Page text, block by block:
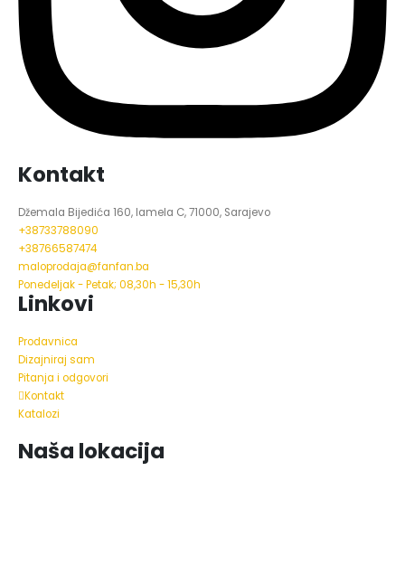
Kontakt
Džemala Bijedića 160, lamela C, 71000, Sarajevo
+38733788090
+38766587474
maloprodaja@fanfan.ba
Ponedeljak - Petak; 08,30h - 15,30h
Linkovi
Prodavnica
Dizajniraj sam
Pitanja i odgovori
Kontakt
Katalozi
Naša lokacija